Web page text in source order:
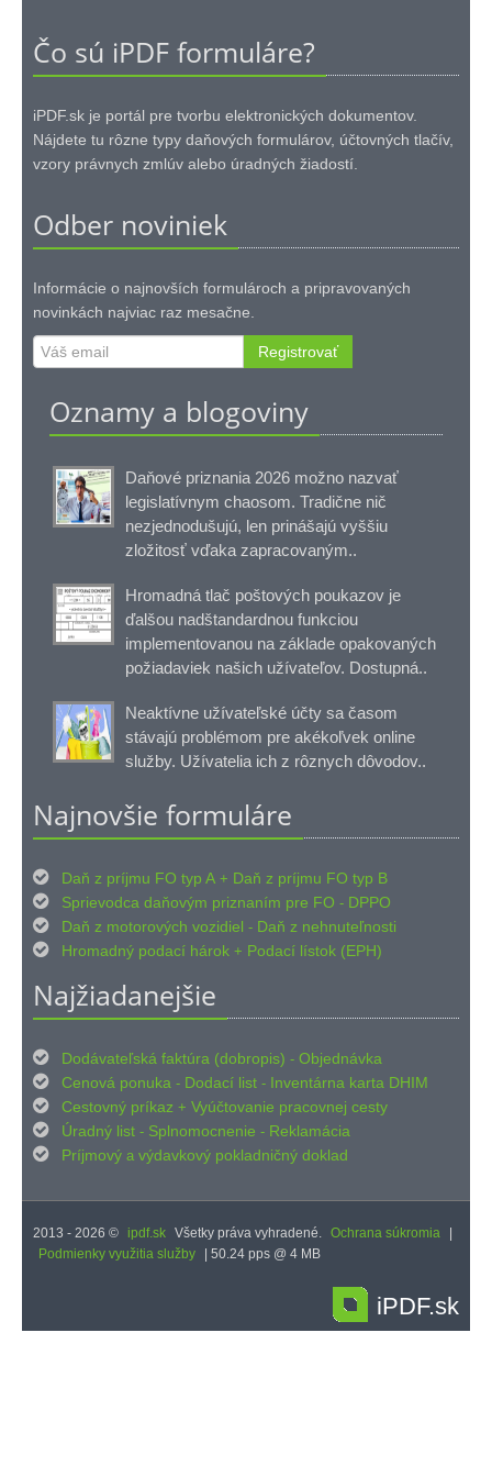
Čo sú iPDF formuláre?
iPDF.sk je portál pre tvorbu elektronických dokumentov.
Nájdete tu rôzne typy daňových formulárov, účtovných tlačív,
vzory právnych zmlúv alebo úradných žiadostí.
Odber noviniek
Informácie o najnovších formulároch a pripravovaných
novinkách najviac raz mesačne.
Registrovať
Oznamy a blogoviny
Daňové priznania 2026 možno nazvať
legislatívnym chaosom. Tradične nič
nezjednodušujú, len prinášajú vyššiu
zložitosť vďaka zapracovaným..
Hromadná tlač poštových poukazov je
ďalšou nadštandardnou funkciou
implementovanou na základe opakovaných
požiadaviek našich užívateľov. Dostupná..
Neaktívne užívateľské účty sa časom
stávajú problémom pre akékoľvek online
služby. Užívatelia ich z rôznych dôvodov..
Najnovšie formuláre
 Daň z príjmu FO typ A + Daň z príjmu FO typ B

Sprievodca daňovým priznaním pre FO - DPPO

Daň z motorových vozidiel - Daň z nehnuteľnosti

Hromadný podací hárok + Podací lístok (EPH)
Najžiadanejšie
 Dodávateľská faktúra (dobropis) - Objednávka

Cenová ponuka - Dodací list - Inventárna karta DHIM

Cestovný príkaz + Vyúčtovanie pracovnej cesty

Úradný list - Splnomocnenie - Reklamácia

Príjmový a výdavkový pokladničný doklad
2013 - 2026 © ipdf.sk Všetky práva vyhradené. Ochrana súkromia
Podmienky využitia služby
| 50.24 pps @ 4 MB
iPDF.sk